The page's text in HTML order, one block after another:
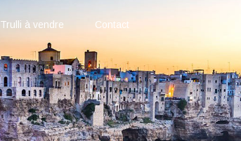
Trulli à vendre Contact